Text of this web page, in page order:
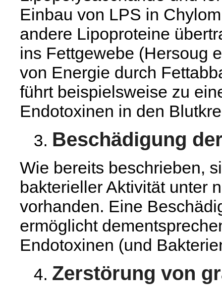
Einbau von LPS in
andere Lipoproteine
ins Fettgewebe (Hersoug
von Energie durch
führt beispielsweise zu
Endotoxinen in den
Beschädigung
Wie bereits beschrieben,
bakterieller Aktivität unter
vorhanden. Eine
ermöglicht
Endotoxinen (und
Zerstörung von